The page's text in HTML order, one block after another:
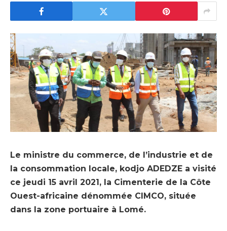
Le ministre du commerce, de l’industrie et de
la consommation locale, kodjo ADEDZE a visité
ce jeudi 15 avril 2021, la Cimenterie de la Côte
Ouest-africaine dénommée CIMCO, située
dans la zone portuaire à Lomé.